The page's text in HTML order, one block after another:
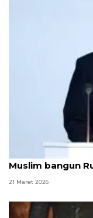
Putin ucapkan
Muslim bangun
21 Maret 2026